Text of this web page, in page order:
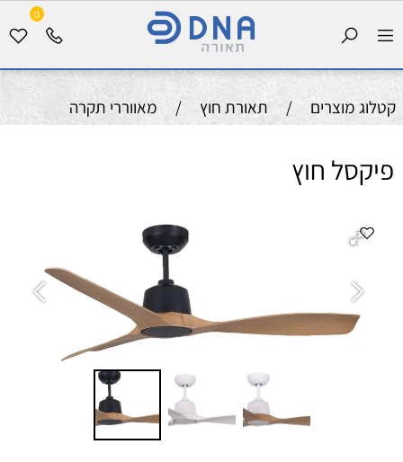
0
קטלוג מוצרים / תאורת חוץ / מאווררי תקרה
פיקסל חוץ